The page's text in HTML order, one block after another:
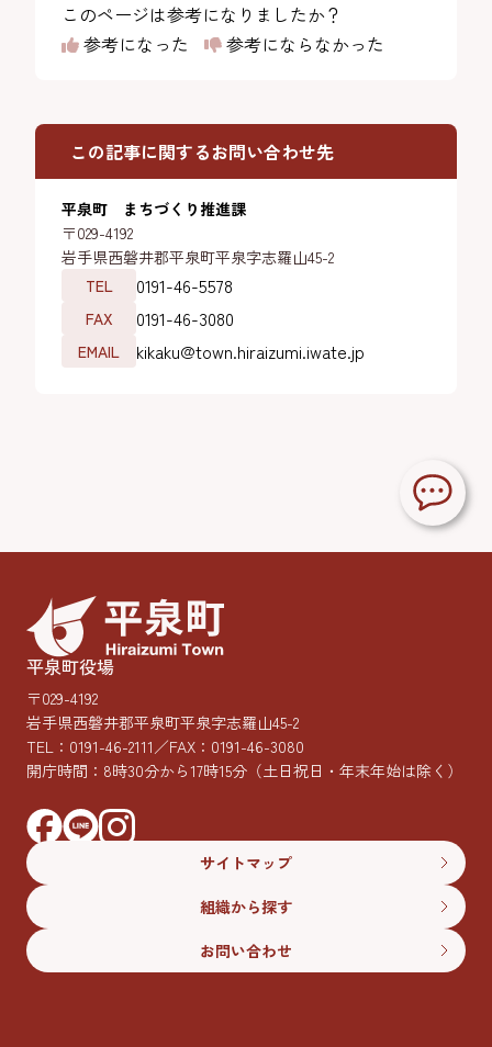
このページは参考になりましたか？
参考になった
参考にならなかった
この記事に関するお問い合わせ先
平泉町 まちづくり推進課
〒029-4192
岩手県西磐井郡平泉町平泉字志羅山45-2
TEL
0191-46-5578
FAX 0191-46-3080
EMAIL kikaku@town.hiraizumi.iwate.jp
平泉町役場
〒029-4192
岩手県西磐井郡平泉町平泉字志羅山45-2
TEL： 0191-46-2111／FAX：0191-46-3080
開庁時間：8時30分から17時15分 （土日祝日・年末年始は除く）
サイトマップ
組織から探す
お問い合わせ